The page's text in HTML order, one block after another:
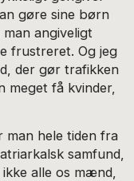
gøre sine børn
angiveligt
frustreret. Og jeg
der gør trafikken
meget få kvinder,
man hele tiden fra
samfund,
alle os mænd,